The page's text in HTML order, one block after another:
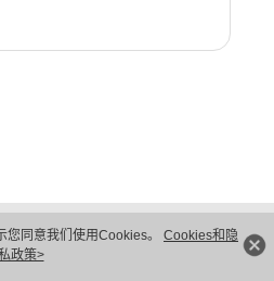
同意我们使用Cookies。 Cookies和隐
政策>
私保护
法律声明